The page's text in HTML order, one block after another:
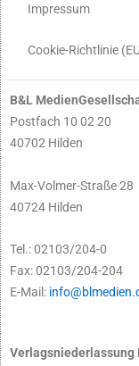
Impressum
Cookie-Richtlinie
B&L
Postfach 10 02 20
40702 Hilden
Max-Volmer-Straße 28
40724 Hilden
Tel.: 02103/204-0
Fax: 02103/204-204
E-Mail:
Verlagsniederlassung